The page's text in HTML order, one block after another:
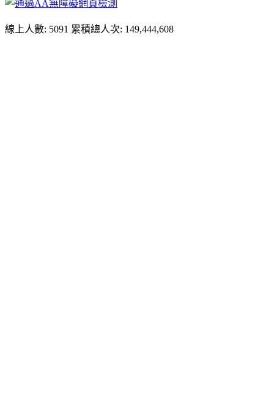
線上人數: 5091 累積總人次: 149,444,608